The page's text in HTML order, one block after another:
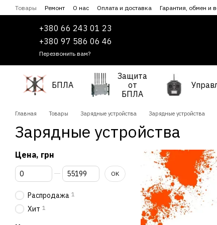
Перейти к основному контенту
Товары Ремонт О нас Оплата и доставка Гарантия, обмен и
Сотрудничество
Пользовательское соглашение
+380 66 243 01 23
+380 97 586 06 46
Перезвонить вам?
БПЛА
Защита
от
БПЛА
Главная Товары Зарядные устройства Зарядные устройства
Зарядные устройства
Цена, грн
От Цена, грн
До Цена, грн OK
Распродажа 1
Хит 1